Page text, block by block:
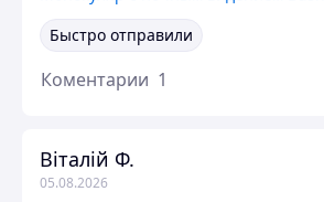
Быстро отправили
Коментарии 1
Віталій Ф.
05.08.2026